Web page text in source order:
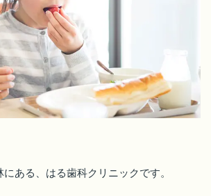
ある、はる歯科クリニックです。